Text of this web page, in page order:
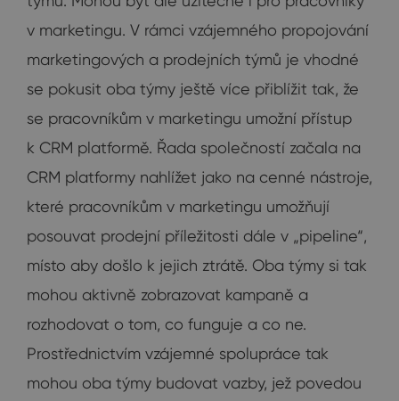
v marketingu. V rámci vzájemného propojování
marketingových a prodejních týmů je vhodné
se pokusit oba týmy ještě více přiblížit tak, že
se pracovníkům v marketingu umožní přístup
k CRM platformě. Řada společností začala na
CRM platformy nahlížet jako na cenné nástroje,
které pracovníkům v marketingu umožňují
posouvat prodejní příležitosti dále v „pipeline“,
místo aby došlo k jejich ztrátě. Oba týmy si tak
mohou aktivně zobrazovat kampaně a
rozhodovat o tom, co funguje a co ne.
Prostřednictvím vzájemné spolupráce tak
mohou oba týmy budovat vazby, jež povedou